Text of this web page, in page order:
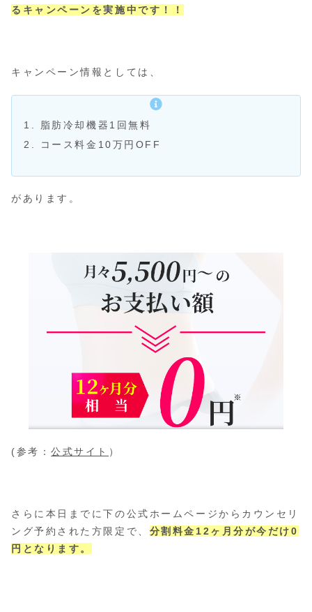
るキャンペーンを実施中です！！
キャンペーン情報としては、
脂肪冷却機器1回無料
コース料金10万円OFF
があります。
(参考：公式サイト ）
さらに本日までに下の公式ホームページからカウンセリ
ング予約された方限定で、 分割料金12ヶ月分が今だけ0
円となります。